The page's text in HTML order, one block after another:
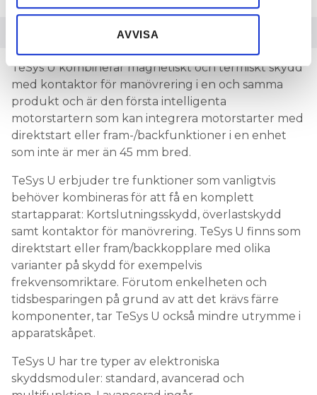
information som du har tillhandahållit eller som de har
samlat in när du har använt deras tjänster.
AVVISA
TeSys U kombinerar magnetiskt och termiskt skydd
med kontaktor för manövrering i en och samma
produkt och är den första intelligenta
motorstartern som kan integrera motorstarter med
direktstart eller fram-/backfunktioner i en enhet
som inte är mer än 45 mm bred.
TeSys U erbjuder tre funktioner som vanligtvis
behöver kombineras för att få en komplett
startapparat: Kortslutningsskydd, överlastskydd
samt kontaktor för manövrering. TeSys U finns som
direktstart eller fram/backkopplare med olika
varianter på skydd för exempelvis
frekvensomriktare. Förutom enkelheten och
tidsbesparingen på grund av att det krävs färre
komponenter, tar TeSys U också mindre utrymme i
apparatskåpet.
TeSys U har tre typer av elektroniska
skyddsmoduler: standard, avancerad och